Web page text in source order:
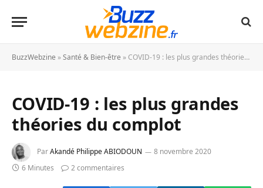
BuzzWebzine »Santé & Bien-être » COVID-19 : les plus grandes théories du complot
COVID-19 : les plus grandes
théories du complot
ParAkandé Philippe ABIODOUN
8 novembre 2020
6 Minutes
2 commentaires